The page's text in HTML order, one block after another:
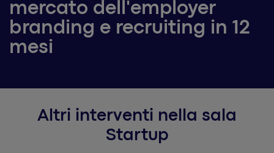
mercato dell'employer
branding e recruiting in 12
mesi
Altri interventi nella sala
Startup